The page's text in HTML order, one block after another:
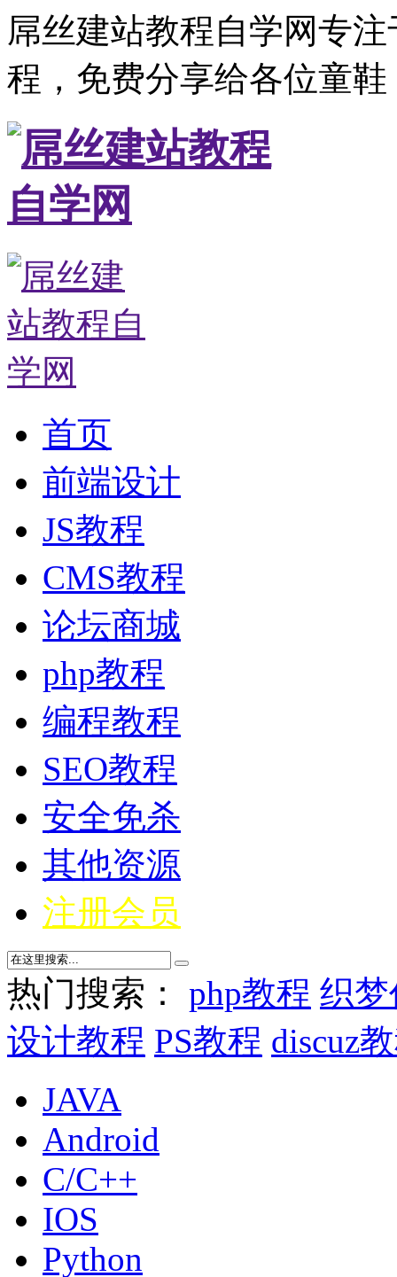
屌丝建站教程自学网专
程，免费分享给各位童
首页
前端设计
JS教程
CMS教程
论坛商城
php教程
编程教程
SEO教程
安全免杀
其他资源
注册会员
热门搜索： php教程 织
设计教程 PS教程 discuz
JAVA
Android
C/C++
IOS
Python